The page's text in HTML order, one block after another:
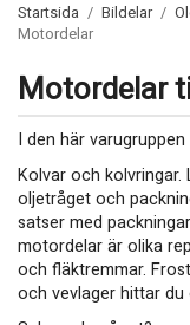
Startsida / Bildelar /
Motordelar
Motordelar
I den här
Kolvar och
oljetråget och
satser med
motordelar är olika
och fläktremmar.
och vevlager hittar du